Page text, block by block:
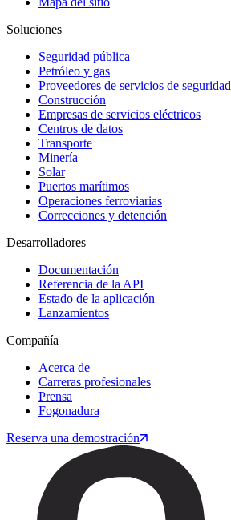
Soluciones
Seguridad pública
Petróleo y gas
Proveedores de servicios de seguridad
Construcción
Empresas de servicios eléctricos
Centros de datos
Transporte
Minería
Solar
Puertos marítimos
Operaciones ferroviarias
Correcciones y detención
Desarrolladores
Documentación
Referencia de la API
Estado de la aplicación
Lanzamientos
Compañía
Acerca de
Carreras profesionales
Prensa
Fogonadura
Reserva una demostración